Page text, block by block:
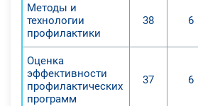
Методы и
технологии
профилактики
38 6
Оценка
эффективности
профилактических
программ
37 6